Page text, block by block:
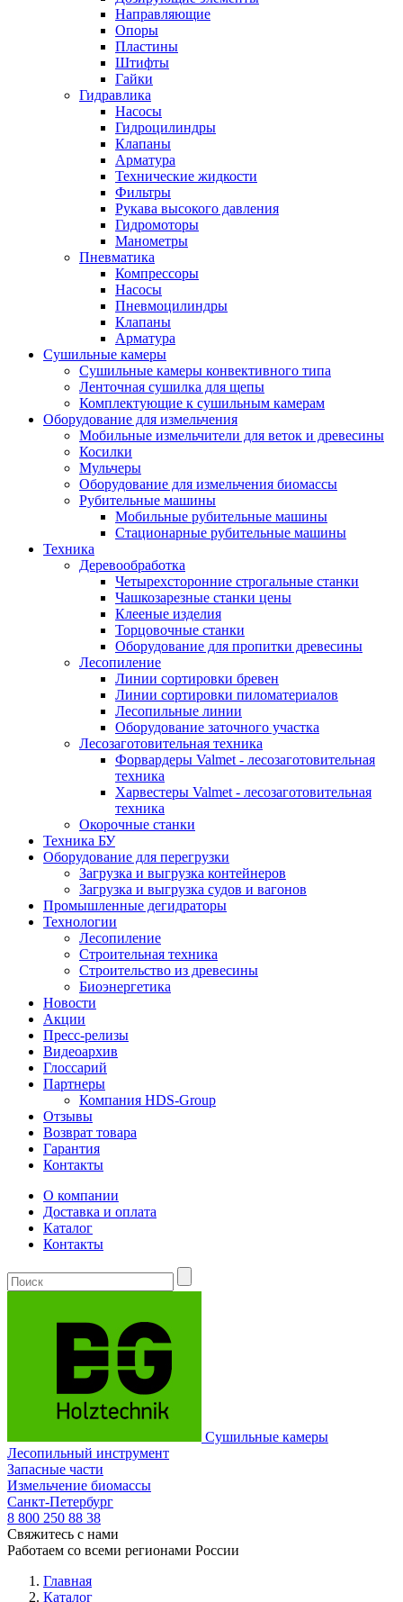
Направляющие
Опоры
Пластины
Штифты
Гайки
Гидравлика
Насосы
Гидроцилиндры
Клапаны
Арматура
Технические жидкости
Фильтры
Рукава высокого давления
Гидромоторы
Манометры
Пневматика
Компрессоры
Насосы
Пневмоцилиндры
Клапаны
Арматура
Сушильные камеры
Сушильные камеры конвективного типа
Ленточная сушилка для щепы
Комплектующие к сушильным камерам
Оборудование для измельчения
Мобильные измельчители для веток и древесины
Косилки
Мульчеры
Оборудование для измельчения биомассы
Рубительные машины
Мобильные рубительные машины
Стационарные рубительные машины
Техника
Деревообработка
Четырехсторонние строгальные станки
Чашкозарезные станки цены
Клееные изделия
Торцовочные станки
Оборудование для пропитки древесины
Лесопиление
Линии сортировки бревен
Линии сортировки пиломатериалов
Лесопильные линии
Оборудование заточного участка
Лесозаготовительная техника
Форвардеры Valmet - лесозаготовительная
техника
Харвестеры Valmet - лесозаготовительная
техника
Окорочные станки
Техника БУ
Оборудование для перегрузки
Загрузка и выгрузка контейнеров
Загрузка и выгрузка судов и вагонов
Промышленные дегидраторы
Технологии
Лесопиление
Строительная техника
Строительство из древесины
Биоэнергетика
Новости
Акции
Пресс-релизы
Видеоархив
Глоссарий
Партнеры
Компания HDS-Group
Отзывы
Возврат товара
Гарантия
Контакты
О компании
Доставка и оплата
Каталог
Контакты
Сушильные камеры
Лесопильный инструмент
Запасные части
Измельчение биомассы
Санкт-Петербург
8 800 250 88 38
Свяжитесь с нами
Работаем со всеми регионами России
Главная
Каталог